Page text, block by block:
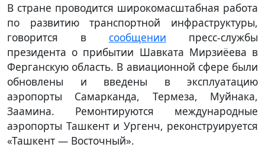
В стране проводится широкомасштабная работа
по развитию транспортной инфраструктуры,
говорится в сообщении пресс-службы
президента о прибытии Шавката Мирзиёева в
Ферганскую область. В авиационной сфере были
обновлены и введены в эксплуатацию
аэропорты Самарканда, Термеза, Муйнака,
Заамина. Ремонтируются международные
аэропорты Ташкент и Ургенч, реконструируется
«Ташкент — Восточный».